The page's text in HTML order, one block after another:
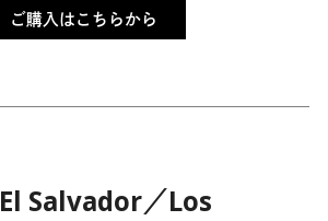
ご購入はこちらから
Salvador／Los